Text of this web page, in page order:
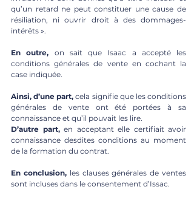
qu’un retard ne peut constituer une cause de
résiliation, ni ouvrir droit à des dommages-
intérêts ».
En outre, on sait que Isaac a accepté les
conditions générales de vente en cochant la
case indiquée.
Ainsi, d’une part, cela signifie que les conditions
générales de vente ont été portées à sa
connaissance et qu’il pouvait les lire.
D’autre part, en acceptant elle certifiait avoir
connaissance desdites conditions au moment
de la formation du contrat.
En conclusion, les clauses générales de ventes
sont incluses dans le consentement d’Issac.